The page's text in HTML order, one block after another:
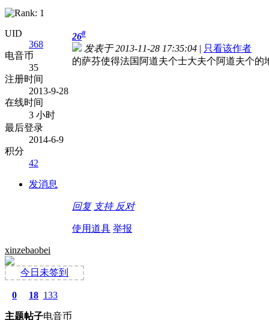
UID
368
电音币
35
注册时间
2013-9-28
在线时间
3 小时
最后登录
2014-6-9
积分
42
发消息
26#
发表于 2013-11-28 17:35:04 | 只看该作者
的萨芬使得法国阿道夫个士大夫个阿道夫个的
回复 支持 反对
使用道具 举报
xinzebaobei
今日未签到
0
主题
18
帖子
133
电音币